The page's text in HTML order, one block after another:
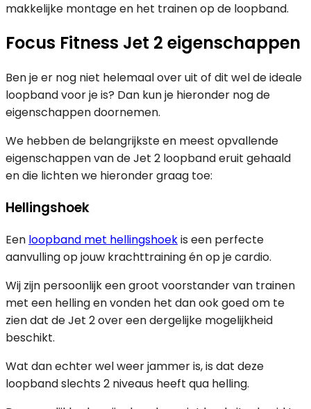
makkelijke montage en het trainen op de loopband.
Focus Fitness Jet 2 eigenschappen
Ben je er nog niet helemaal over uit of dit wel de ideale
loopband voor je is? Dan kun je hieronder nog de
eigenschappen doornemen.
We hebben de belangrijkste en meest opvallende
eigenschappen van de Jet 2 loopband eruit gehaald
en die lichten we hieronder graag toe:
Hellingshoek
Een loopband met hellingshoekis een perfecte
aanvulling op jouw krachttraining én op je cardio.
Wij zijn persoonlijk een groot voorstander van trainen
met een helling en vonden het dan ook goed om te
zien dat de Jet 2 over een dergelijke mogelijkheid
beschikt.
Wat dan echter wel weer jammer is, is dat deze
loopband slechts 2 niveaus heeft qua helling.